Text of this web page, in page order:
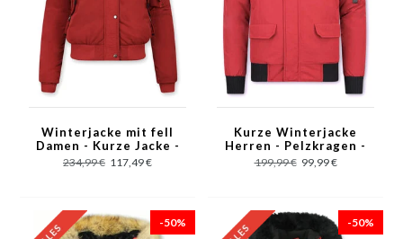
Winterjacke mit fell
Damen - Kurze Jacke -
Rot
234,99 € 117,49 €
Kurze Winterjacke
Herren - Pelzkragen -
Echtfell Jacke -
Canada - Rot
199,99 € 99,99 €
-50% -50%